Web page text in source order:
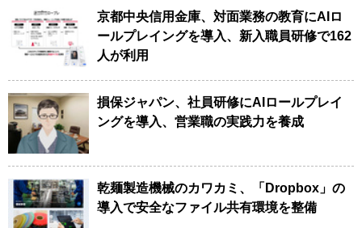
京都中央信用金庫、対面業務の教育にAIロ
ールプレイングを導入、新入職員研修で162
人が利用
損保ジャパン、社員研修にAIロールプレイ
ングを導入、営業職の実践力を養成
乾麺製造機械のカワカミ、「Dropbox」の
導入で安全なファイル共有環境を整備